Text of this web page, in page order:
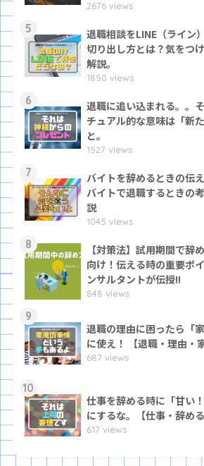
2676 views
5
退職相談をLINE（ライン
切り出し方とは？気をつ
解説。
1850 views
6
退職に追い込まれる。。
チュアル的な意味は「新
と。
1527 views
7
バイトを辞めるときの伝
バイトで退職するときの
説
1045 views
8
【対策法】試用期間で辞
向け！伝える時の重要ポ
ンサルタントが伝授!!
848 views
9
退職の理由に困ったら「
に使え！ 【退職・理由・
687 views
10
仕事を辞める時に「甘い
にするな。【仕事・辞める
617 views